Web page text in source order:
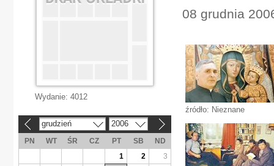
08 grudnia
źródło: Nieznane
Wydanie: 4012
grudzień 2006
PN WT ŚR CZ PT SB
ND
1
2
3